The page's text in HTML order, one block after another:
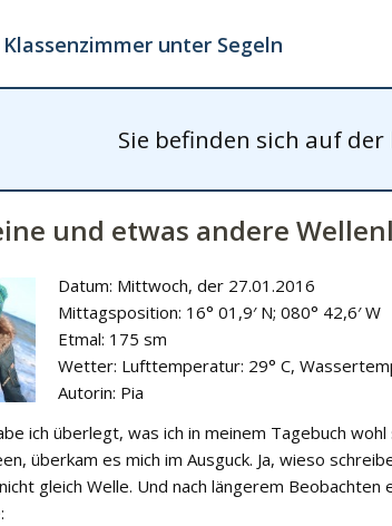
Klassenzimmer unter Segeln
Sie befinden sich auf der
und etwas andere
Datum: Mittwoch, der 27.01.2016
Mittagsposition: 16° 01,9′ N; 080° 42,6′ W
Etmal: 175 sm
Wetter: Lufttemperatur: 29° C,
Autorin: Pia
ich überlegt, was ich in meinem Tagebuch
überkam es mich im Ausguck. Ja, wieso
gleich Welle. Und nach längerem